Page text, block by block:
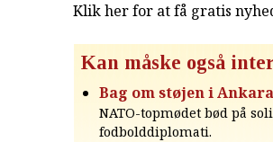
Klik her for at få gratis
Kan måske også
Bag om støjen i Ankara
NATO-topmødet bød på
fodbolddiplomati.